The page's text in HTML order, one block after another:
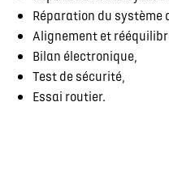
Réparation du système
Alignement et
Bilan électronique,
Test de sécurité,
Essai routier.